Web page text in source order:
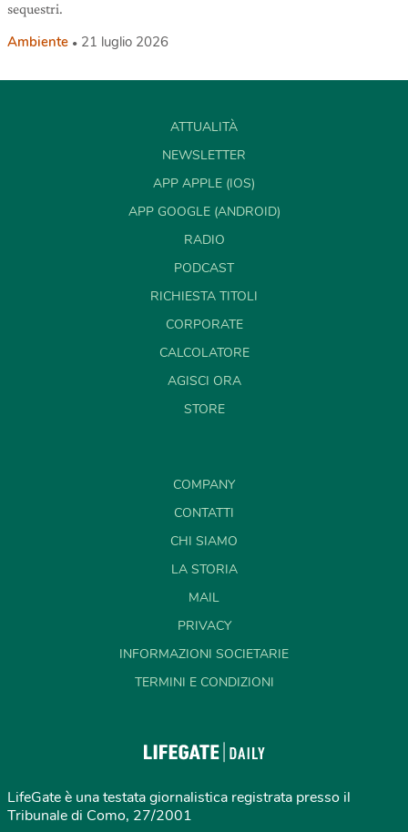
sequestri.
Ambiente 21 luglio 2026
ATTUALITÀ
NEWSLETTER
APP APPLE (IOS)
APP GOOGLE (ANDROID)
RADIO
PODCAST
RICHIESTA TITOLI
CORPORATE
CALCOLATORE
AGISCI ORA
STORE
COMPANY
CONTATTI
CHI SIAMO
LA STORIA
MAIL
PRIVACY
INFORMAZIONI SOCIETARIE
TERMINI E CONDIZIONI
LifeGate è una testata giornalistica registrata presso il
Tribunale di Como, 27/2001